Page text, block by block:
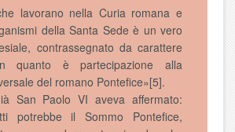
lavorano nella Curia romana e
della Santa Sede è un vero
contrassegnato da carattere
quanto è partecipazione alla
del romano Pontefice»[5].
San Paolo VI aveva affermato:
potrebbe il Sommo Pontefice,